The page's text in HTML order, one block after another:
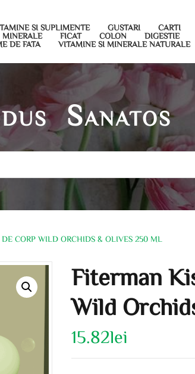
SI SUPLIMENTE GUSTARI
CARTI
MINERALE FICAT COLON
DIGESTIE
DE FATA
VITAMINE SI MINERALE NATURALE
Sanatos
CORP WILD ORCHIDS & OLIVES 250 ML
Fiterman
Wild
15.82lei